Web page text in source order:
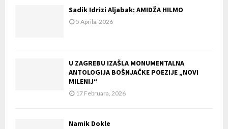
Sadik Idrizi Aljabak: AMIDŽA HILMO
5 Aprila, 2026
U ZAGREBU IZAŠLA MONUMENTALNA
ANTOLOGIJA BOŠNJAČKE POEZIJE „NOVI
MILENIJ“
17 Februara, 2026
Namik Dokle